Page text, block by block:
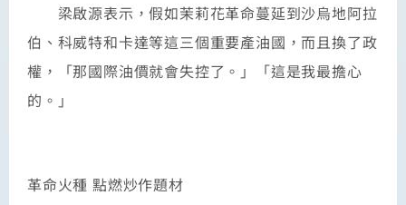
梁啟源表示，假如茉莉花革命蔓延到沙烏地阿拉
伯、科威特和卡達等這三個重要產油國，而且換了政
權，「那國際油價就會失控了。」「這是我最擔心
的。」
革命火種 點燃炒作題材